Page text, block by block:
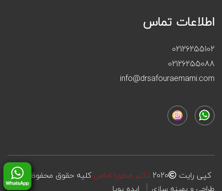
اطلاعات تماس
02126255102
02126255088
info@drsafouraemami.com
کپی رایت 2020 دکتر صفورا امامیکلیه حقوق محفوظ است
طراحی و بهینه سازی ایده پویا